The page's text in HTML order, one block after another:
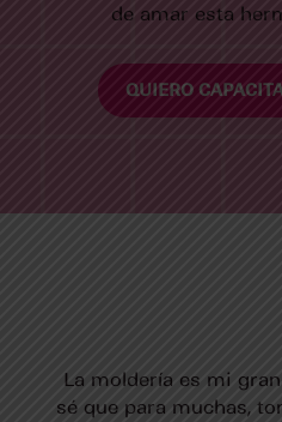
de amar esta
QUIERO
La moldería es mi
sé que para muchas,